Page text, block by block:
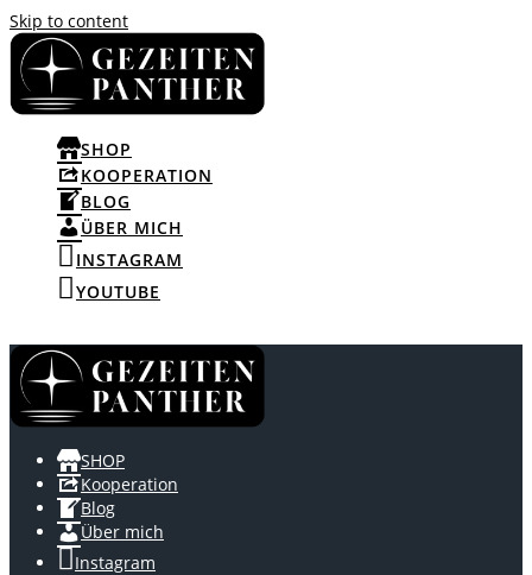
Skip to content
SHOP
KOOPERATION
BLOG
ÜBER MICH
INSTAGRAM
YOUTUBE
SHOP
Kooperation
Blog
Über mich
Instagram